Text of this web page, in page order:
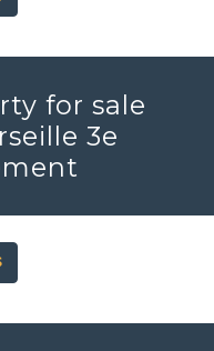
for sale
3e